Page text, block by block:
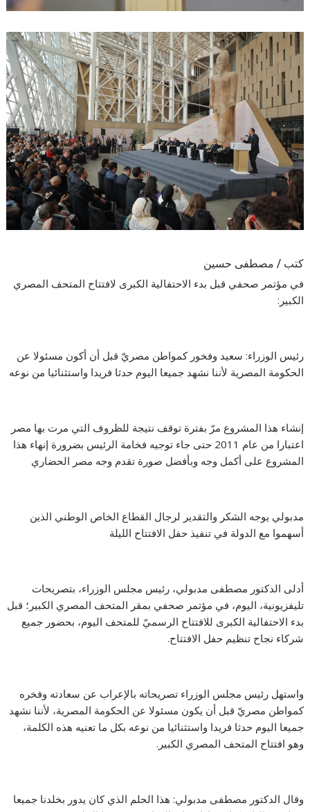
كتب / مصطفى حسين
في مؤتمر صحفي قبل بدء الاحتفالية الكبرى لافتتاح المتحف المصري
الكبير:
رئيس الوزراء: سعيد وفخور كمواطن مصريّ قبل أن أكون مسئولا عن
الحكومة المصرية لأننا نشهد جميعا اليوم حدثا فريدا واستثنائيا من نوعه
إنشاء هذا المشروع مرّ بفترة توقف نتيجة للظروف التي مرت بها مصر
اعتبارا من عام 2011 حتى جاء توجيه فخامة الرئيس بضرورة إنهاء هذا
المشروع على أكمل وجه وبأفضل صورة تقدم وجه مصر الحضاري
مدبولي يوجه الشكر والتقدير لرجال القطاع الخاص الوطني الذين
أسهموا مع الدولة في تنفيذ حفل الافتتاح الليلة
أدلى الدكتور مصطفى مدبولي، رئيس مجلس الوزراء، بتصريحات
تليفزيونية، اليوم، في مؤتمر صحفي بمقر المتحف المصري الكبير؛ قبل
بدء الاحتفالية الكبرى للافتتاح الرسميّ للمتحف اليوم، بحضور جميع
شركاء نجاح تنظيم حفل الافتتاح.
واستهل رئيس مجلس الوزراء تصريحاته بالإعراب عن سعادته وفخره
كمواطن مصريّ قبل أن يكون مسئولا عن الحكومة المصرية، لأننا نشهد
جميعا اليوم حدثا فريدا واستثنائيا من نوعه بكل ما تعنيه هذه الكلمة،
وهو افتتاح المتحف المصري الكبير.
وقال الدكتور مصطفى مدبولي: هذا الحلم الذي كان يدور بخلدنا جميعا